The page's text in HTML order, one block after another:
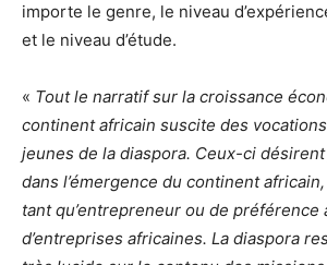
importe le genre, le niveau
et le niveau d’étude.
« Tout le narratif sur la croissance
continent africain suscite des
jeunes de la diaspora. Ceux-ci
dans l’émergence du continent
tant qu’entrepreneur ou de préférence
d’entreprises africaines. La diaspora